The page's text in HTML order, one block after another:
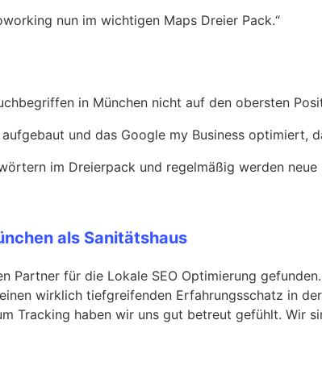
nun im wichtigen Maps Dreier Pack.“
in München nicht auf den obersten
und das Google my Business
im Dreierpack und regelmäßig werden neue
als Sanitätshaus
Partner für die Lokale SEO Optimierung
wirklich tiefgreifenden Erfahrungsschatz in
Tracking haben wir uns gut betreut gefühlt. Wir